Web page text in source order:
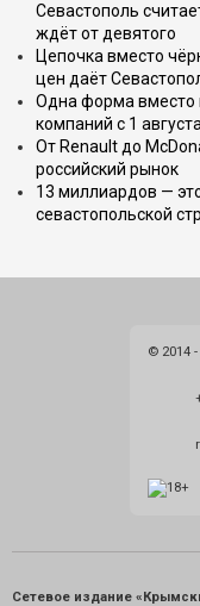
Севастополь
ждёт от девятого
Цепочка вместо
цен даёт
Одна форма вместо
компаний с 1
От Renault до
российский рынок
13 миллиардов —
севастопольской
© 2014
Сетевое издание